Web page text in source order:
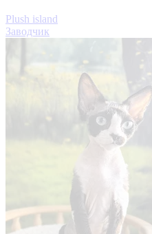
Plush island
Заводчик